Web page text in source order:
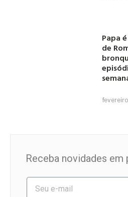
Papa
de
Receba novidades em